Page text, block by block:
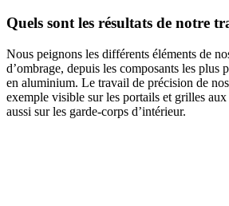
Quels sont les résultats de notre
Nous peignons les différents éléments de
d’ombrage, depuis les composants les plus
en aluminium. Le travail de précision de
exemple visible sur les portails et grilles
aussi sur les garde-corps d’intérieur.